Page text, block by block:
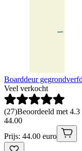
Boarddeur
Veel verkocht
(27)Beoordeeld met
44.00
Prijs: 44.00 euro